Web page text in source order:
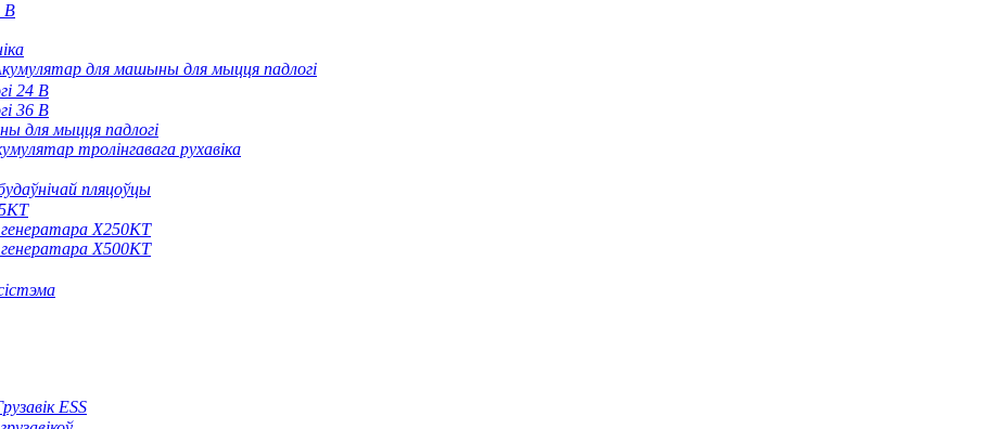
В
для машыны для мыцця падлогі
24 В
36 В
для мыцця падлогі
тролінгавага рухавіка
пляцоўцы
генератара X250KT
генератара X500KT
ESS